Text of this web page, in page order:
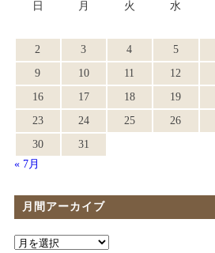
日
月 火 水
2
3 4 5
9
10 11 12
16
17 18 19
23
24 25 26
30
31
« 7月
月間アーカイブ